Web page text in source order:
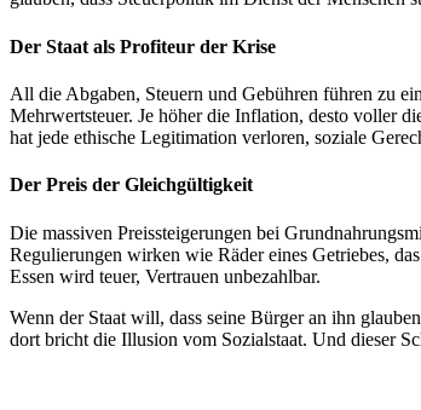
Der Staat als Profiteur der Krise
All die Abgaben, Steuern und Gebühren führen zu
Mehrwertsteuer. Je höher die Inflation, desto voller
hat jede ethische Legitimation verloren, soziale
Der Preis der Gleichgültigkeit
Die massiven Preissteigerungen bei
Regulierungen wirken wie Räder eines Getriebes,
Essen wird teuer, Vertrauen unbezahlbar.
Wenn der Staat will, dass seine Bürger an ihn
dort bricht die Illusion vom Sozialstaat. Und dieser